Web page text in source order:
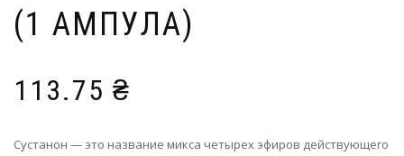
(1 АМПУЛА)
113.75 ₴
Сустанон — это название микса четырех эфиров действующего